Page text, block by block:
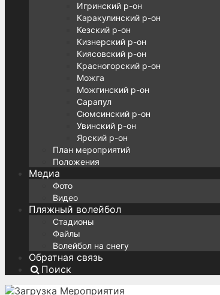
Игринский р-он
Каракулинский р-он
Кезский р-он
Кизнерский р-он
Киясовский р-он
Красногорский р-он
Можга
Можгинский р-он
Сарапул
Сюмсинский р-он
Увинский р-он
Ярский р-он
План мероприятий
Положения
Медиа
Фото
Видео
Пляжный волейбол
Стадионы
Файлы
Волейбол на снегу
Обратная связь
Поиск